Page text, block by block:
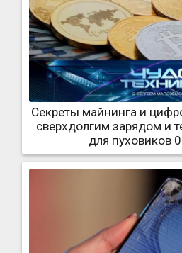
Секреты майнинга и
сверхдолгим зарядом и
для пуховиков